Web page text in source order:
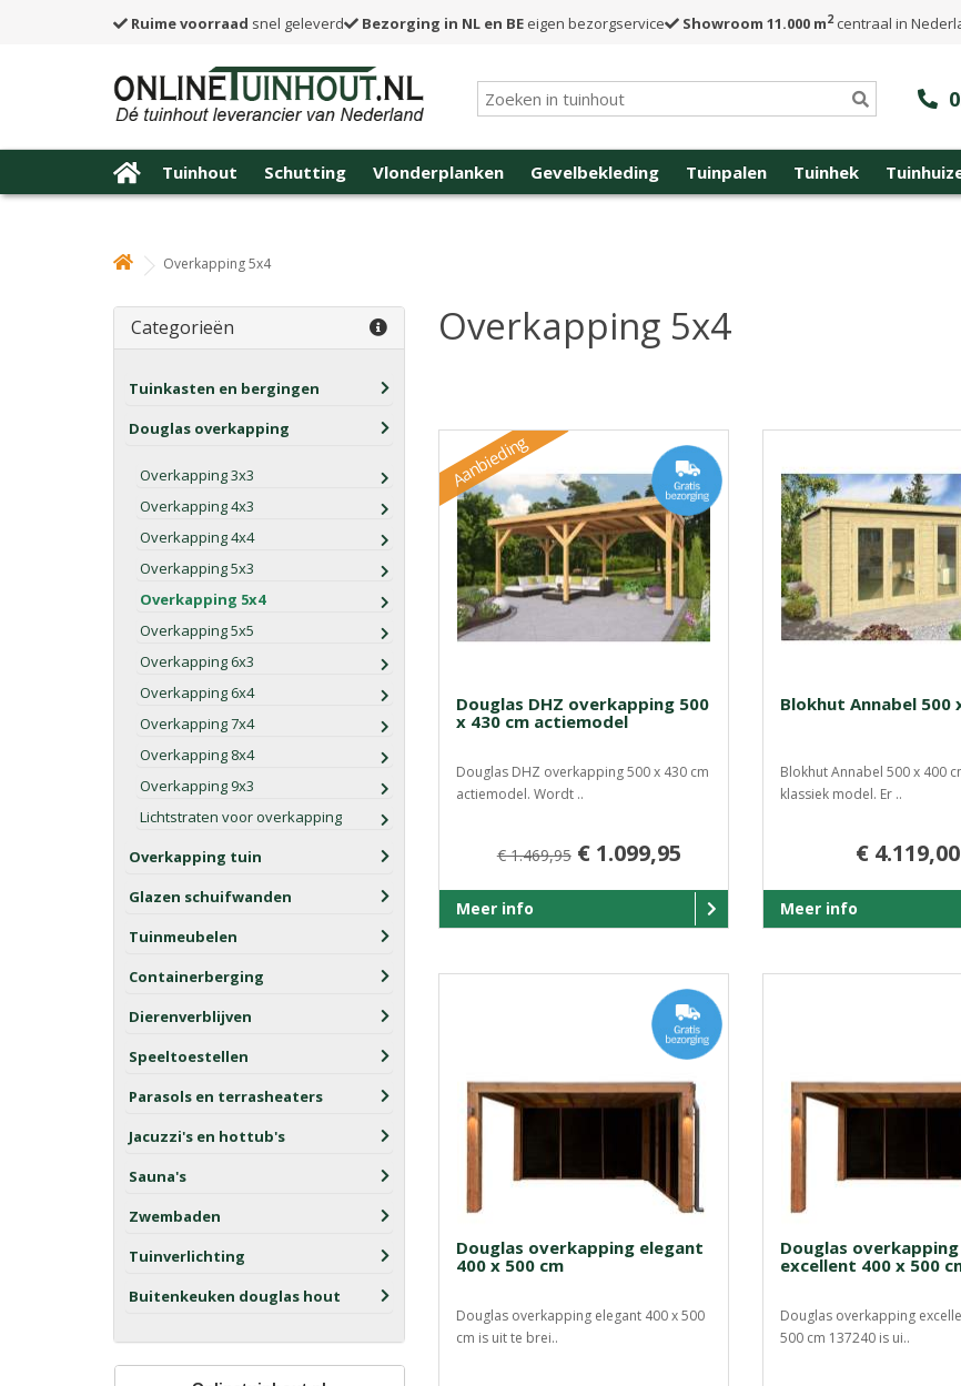
Ruime voorraad snel geleverd Bezorging in NL en BE eigen bezorgservice Showroom 11.000 m2centraal in
Tuinhout Schutting Vlonderplanken Gevelbekleding Tuinpalen Tuinhek
Overkapping 5x4
Categorieën
Tuinkasten en bergingen
Douglas overkapping
Overkapping 3x3
Overkapping 4x3
Overkapping 4x4
Overkapping 5x3
Overkapping 5x4
Overkapping 5x5
Overkapping 6x3
Overkapping 6x4
Overkapping 7x4
Overkapping 8x4
Overkapping 9x3
Lichtstraten voor overkapping
Overkapping tuin
Glazen schuifwanden
Tuinmeubelen
Containerberging
Dierenverblijven
Speeltoestellen
Parasols en terrasheaters
Jacuzzi's en hottub's
Sauna's
Zwembaden
Tuinverlichting
Buitenkeuken douglas hout
Overkapping 5x4
Aanbieding
Douglas DHZ overkapping 500
x 430 cm actiemodel
Douglas DHZ overkapping 500 x 430 cm
actiemodel. Wordt ..
€ 1.469,95 € 1.099,95
Meer info
Blokhut Annabel 500
Blokhut Annabel 500 x 400
klassiek model. Er ..
€ 4.119,00
Meer info
Douglas overkapping elegant
400 x 500 cm
Douglas overkapping elegant 400 x 500
cm is uit te brei..
Douglas overkapping
excellent 400 x 500
Douglas overkapping
500 cm 137240 is ui..